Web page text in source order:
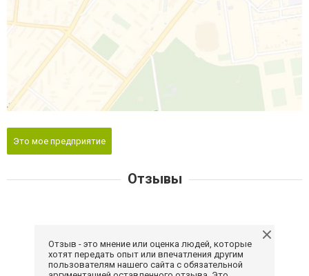
Это мое предприятие
Отзывы
Отзыв - это мнение или оценка людей, которые
хотят передать опыт или впечатления другим
пользователям нашего сайта с обязательной